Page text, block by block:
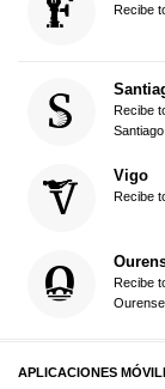
Recibe
Recibe
Santiago
Vigo
Recibe
Recibe
Ourense
APLICACIONES